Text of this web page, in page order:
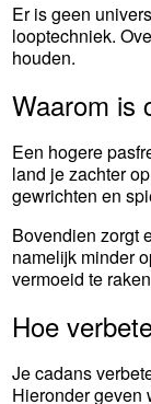
Er is geen
looptechniek.
houden.
Waarom is
Een hogere
land je zachter
gewrichten en
Bovendien zorgt
namelijk minder
vermoeid te
Hoe
Je cadans
Hieronder geven